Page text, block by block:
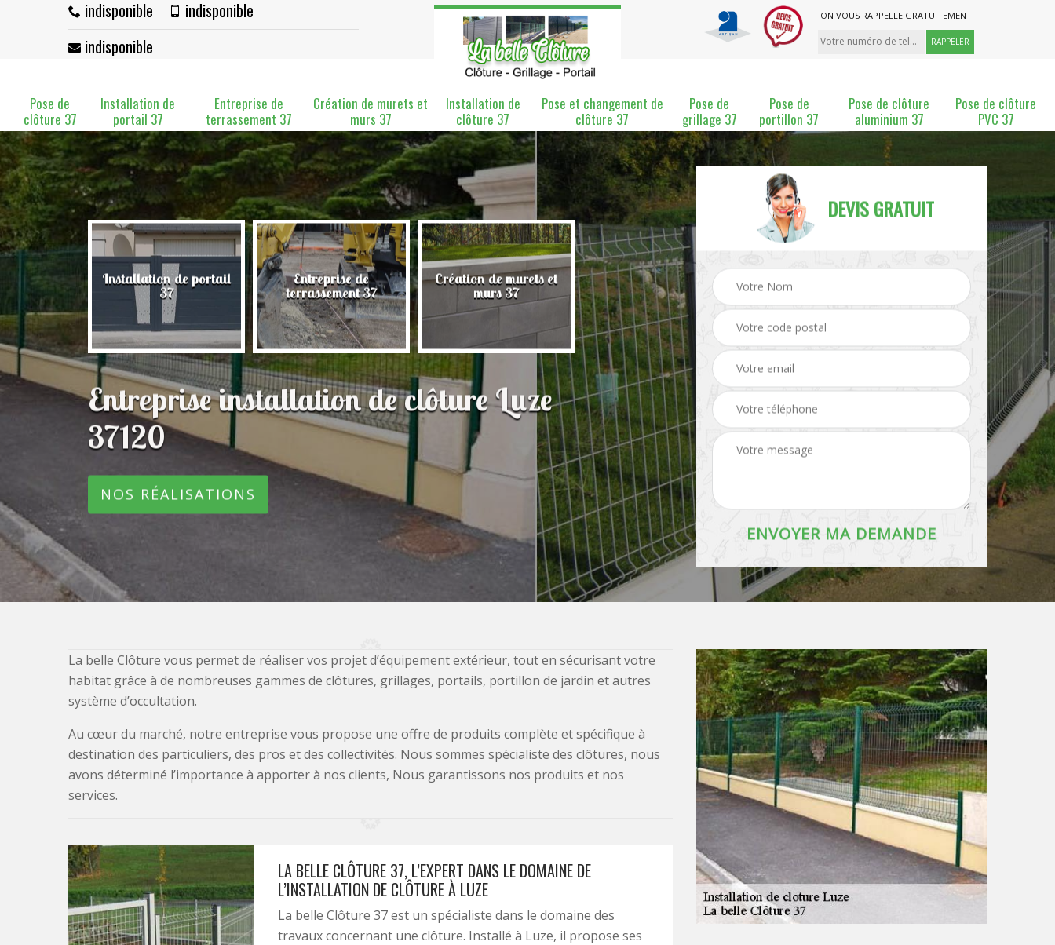
indisponible
indisponible
indisponible
ON VOUS RAPPELLE GRATUITEMENT
Pose de
clôture 37
Installation de
portail 37
Entreprise de
terrassement 37
Création de murets et
murs 37
Installation de
clôture 37
Pose et changement de
clôture 37
Pose de
grillage 37
Pose de
portillon 37
Pose de clôture
aluminium 37
Pose de clôture
PVC 37
37 Installation de portail
37
Entreprise de
terrassement 37
Création de murets et
murs 37
Installation de clôture
37
Pose et changement de Pose de grillage 37
Entreprise installation de clôture Luze
37120
NOS RÉALISATIONS
DEVIS GRATUIT
La belle Clôture vous permet de réaliser vos projet d’équipement extérieur, tout en sécurisant votre
habitat grâce à de nombreuses gammes de clôtures, grillages, portails, portillon de jardin et autres
système d’occultation.
Au cœur du marché, notre entreprise vous propose une offre de produits complète et spécifique à
destination des particuliers, des pros et des collectivités. Nous sommes spécialiste des clôtures, nous
avons déterminé l’importance à apporter à nos clients, Nous garantissons nos produits et nos
services.
LA BELLE CLÔTURE 37, L’EXPERT DANS LE DOMAINE DE
L’INSTALLATION DE CLÔTURE À LUZE
La belle Clôture 37 est un spécialiste dans le domaine des
travaux concernant une clôture. Installé à Luze, il propose ses